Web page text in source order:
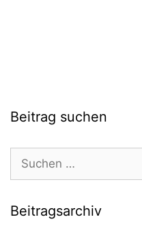
Beitrag suchen
nach:
Beitragsarchiv